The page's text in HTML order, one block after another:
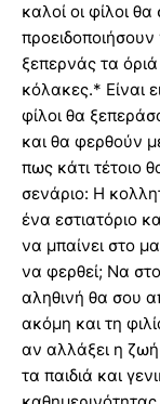
καλοί οι φίλοι
ξεπερνάς τα
κόλακες.* Είναι
φίλοι θα
και θα φερθούν
πως κάτι τέτοιο
σενάριο: Η
ένα εστιατόριο
να μπαίνει στο
να φερθεί; Να
αληθινή θα σου
ακόμη και τη
αν αλλάξει η ζωή
τα παιδιά και